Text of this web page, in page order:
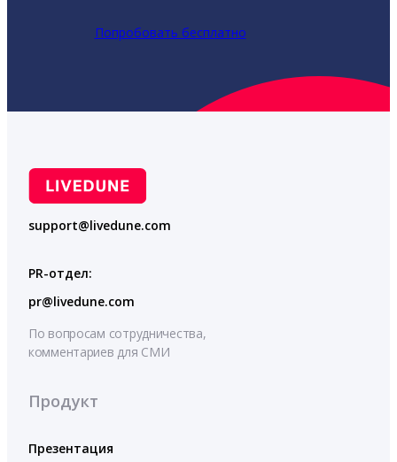
Попробовать бесплатно
support@livedune.com
PR-отдел:
pr@livedune.com
По вопросам сотрудничества,
комментариев для СМИ
Продукт
Презентация